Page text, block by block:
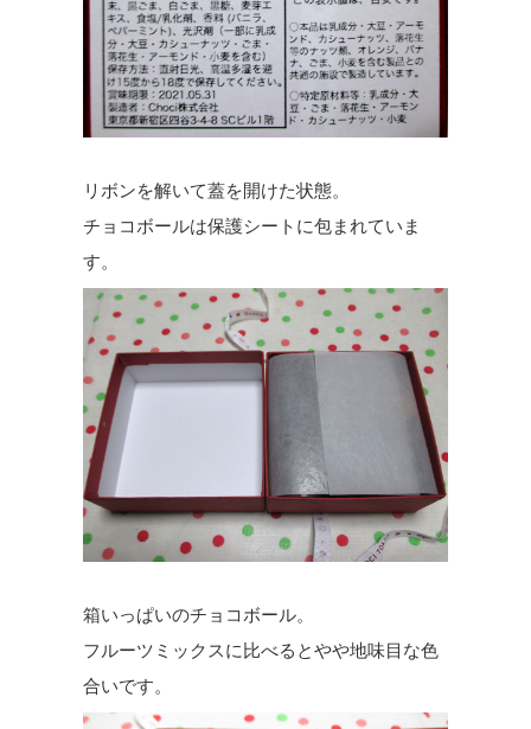
リボンを解いて蓋を開けた状態。
チョコボールは保護シートに包まれていま
す。
箱いっぱいのチョコボール。
フルーツミックスに比べるとやや地味目な色
合いです。